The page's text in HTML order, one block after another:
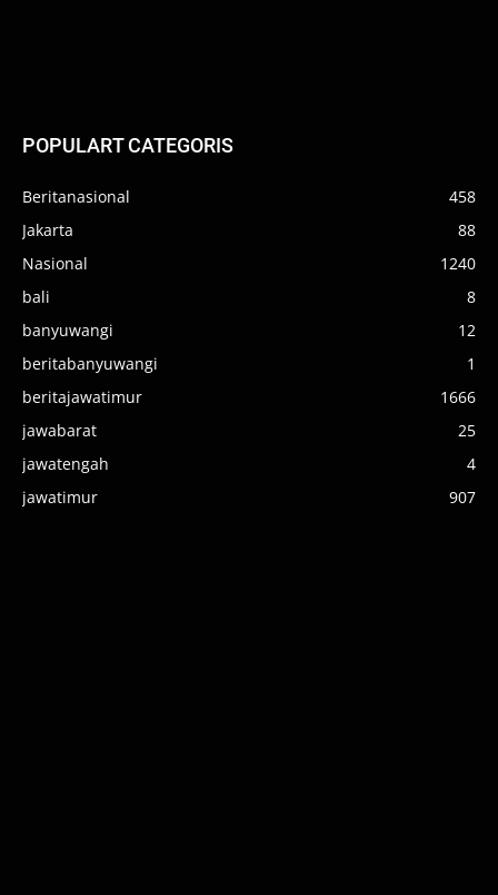
POPULART CATEGORIS
Beritanasional
458
Jakarta
88
Nasional
1240
bali
8
banyuwangi
12
beritabanyuwangi
1
beritajawatimur
1666
jawabarat
25
jawatengah
4
jawatimur
907